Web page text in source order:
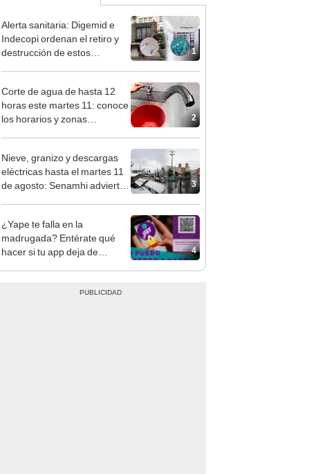
1
Alerta sanitaria: Digemid e
Indecopi ordenan el retiro y
destrucción de estos
2
Corte de agua de hasta 12
horas este martes 11: conoce
los horarios y zonas
3
Nieve, granizo y descargas
eléctricas hasta el martes 11
de agosto: Senamhi advierte
de prevención
4
¿Yape te falla en la
madrugada? Entérate qué
hacer si tu app deja de